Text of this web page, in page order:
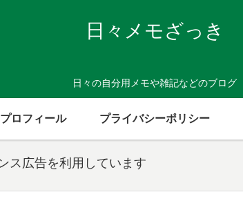
日々メモざっき
日々の自分用メモや雑記などのブログ
プロフィール プライバシーポリシー
ス広告を利用しています